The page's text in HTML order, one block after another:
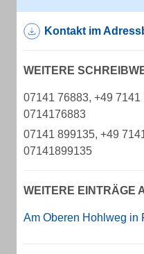
Kontakt im
WEITERE
07141 76883, +49
0714176883
07141 899135, +49
07141899135
WEITERE EINTRÄGE
Am Oberen Hohlweg in